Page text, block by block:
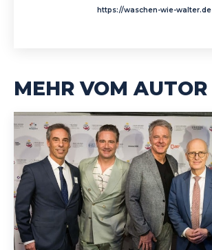
https://waschen-wie-walter.de
MEHR VOM AUTOR